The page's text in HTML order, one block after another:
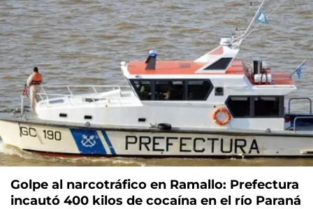
Golpe al narcotráfico en Ramallo: Prefectura
incautó 400 kilos de cocaína en el río Paraná